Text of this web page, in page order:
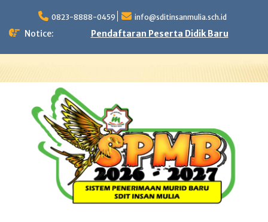
content
0823-8888-0459 info@sditinsanmulia.sch.id
Notice: Pendaftaran Peserta Didik Baru